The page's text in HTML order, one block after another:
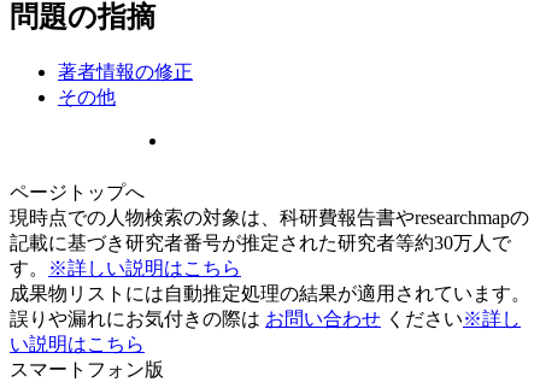
問題の指摘
著者情報の修正
その他
ページトップへ
現時点での人物検索の対象は、科研費報告書やresearchmapの
記載に基づき研究者番号が推定された研究者等約30万人で
す。
※詳しい説明はこちら
成果物リストには自動推定処理の結果が適用されています。
誤りや漏れにお気付きの際は お問い合わせ ください※詳し
い説明はこちら
スマートフォン版